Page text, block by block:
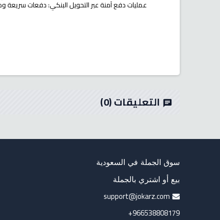
عمليات دفع آمنة عبر التحويل البنكي: دفعات سريعة
chat التعليقات(0)
سوق الجملة في السعودية
بيع أو اشتري بالجملة
support@jokarz.com
966538808179+